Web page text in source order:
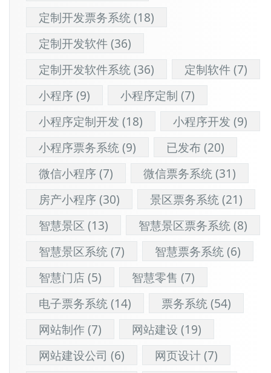
定制开发票务系统(18)
定制开发软件(36)
定制开发软件系统(36) 定制软件(7)
小程序(9) 小程序定制 (7)
小程序定制开发 (18) 小程序开发 (9)
小程序票务系统(9) 已发布(20)
微信小程序(7) 微信票务系统(31)
房产小程序(30) 景区票务系统(21)
智慧景区 (13) 智慧景区票务系统(8)
智慧景区系统(7) 智慧票务系统(6)
智慧门店(5) 智慧零售 (7)
电子票务系统(14) 票务系统(54)
网站制作(7) 网站建设 (19)
网站建设公司 (6) 网页设计(7)